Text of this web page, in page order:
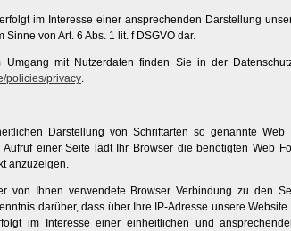
im Interesse einer ansprechenden Darstellung
von Art. 6 Abs. 1 lit. f DSGVO dar.
Umgang mit Nutzerdaten finden Sie in der
policies/privacy.
Darstellung von Schriftarten so genannte
Aufruf einer Seite lädt Ihr Browser die benötigten Web
anzuzeigen.
von Ihnen verwendete Browser Verbindung zu den
darüber, dass über Ihre IP-Adresse unsere
im Interesse einer einheitlichen und